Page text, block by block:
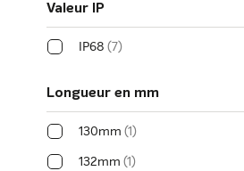
Valeur IP
IP68 7
Longueur en mm
130mm 1
132mm 1